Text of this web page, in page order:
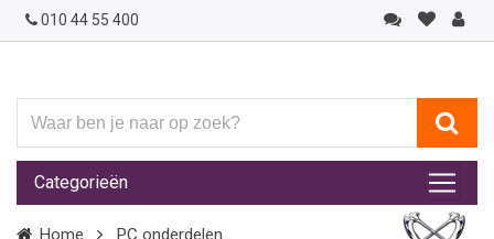
010 44 55 400
ben
je
naar
op
Categorieën
Home
PC onderdelen